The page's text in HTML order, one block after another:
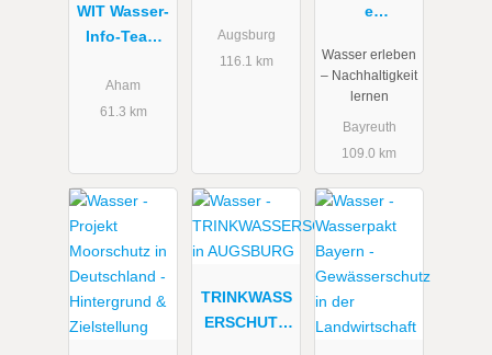
WIT Wasser-
Info-Team
Aham
61.3 km
Augsburg
116.1 km
e
Wasser erleben
– Nachhaltigkeit
lernen
Bayreuth
109.0 km
TRINKWASS
ERSCHUTZ